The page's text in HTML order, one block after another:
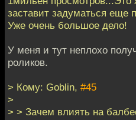
заставит задуматься еще
Уже очень большое дело!
У меня и тут неплохо
роликов.
> Кому: Goblin, #45
>
> > Зачем влиять на